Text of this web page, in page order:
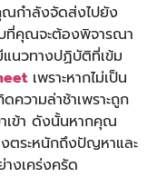
กำลังจัดส่งไปยัง
บที่คุณจะต้องพิจารณา
นวทางปฏิบัติที่เข้ม
เพราะหากไม่เป็น
วามล่าช้าเพราะถูก
เข้า ดังนั้นหากคุณ
ตระหนักถึงปัญหาและ
งเคร่งครัด